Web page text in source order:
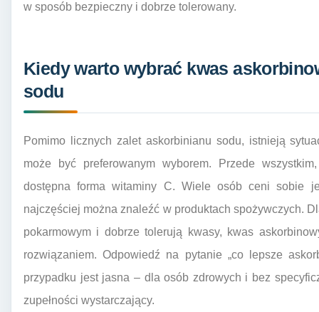
w sposób bezpieczny i dobrze tolerowany.
Kiedy warto wybrać kwas
sodu
Pomimo licznych zalet askorbinianu sodu, istnieją
może być preferowanym wyborem. Przede
dostępna forma witaminy C. Wiele osób ceni sobie
najczęściej można znaleźć w produktach spożywczych.
pokarmowym i dobrze tolerują kwasy, kwas
rozwiązaniem. Odpowiedź na pytanie „co lepsze
przypadku jest jasna – dla osób zdrowych i bez
zupełności wystarczający.